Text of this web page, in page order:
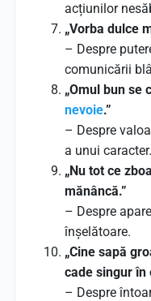
acțiunilor
„Vorba dulce
– Despre
comunicării
„Omul bun se
nevoie.”
– Despre
a unui caracter.
„Nu tot ce
mănâncă.”
– Despre
înșelătoare.
„Cine sapă
cade singur în
– Despre